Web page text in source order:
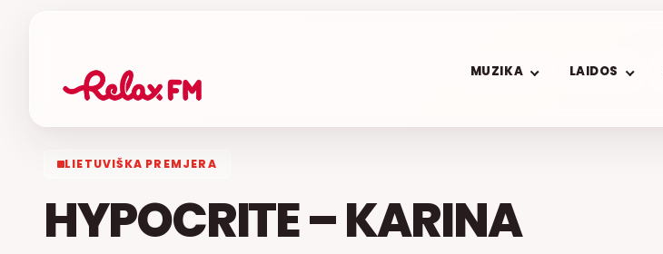
MUZIKA LAIDOS
LIETUVIŠKA PREMJERA
HYPOCRITE – KARINA